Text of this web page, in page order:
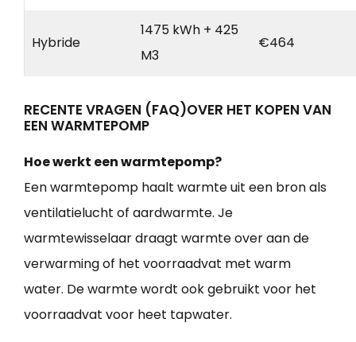
Hybride
1475 kWh + 425
M3
€464
RECENTE VRAGEN (FAQ)OVER HET KOPEN VAN
EEN WARMTEPOMP
Hoe werkt een warmtepomp?
Een warmtepomp haalt warmte uit een bron als
ventilatielucht of aardwarmte. Je
warmtewisselaar draagt warmte over aan de
verwarming of het voorraadvat met warm
water. De warmte wordt ook gebruikt voor het
voorraadvat voor heet tapwater.